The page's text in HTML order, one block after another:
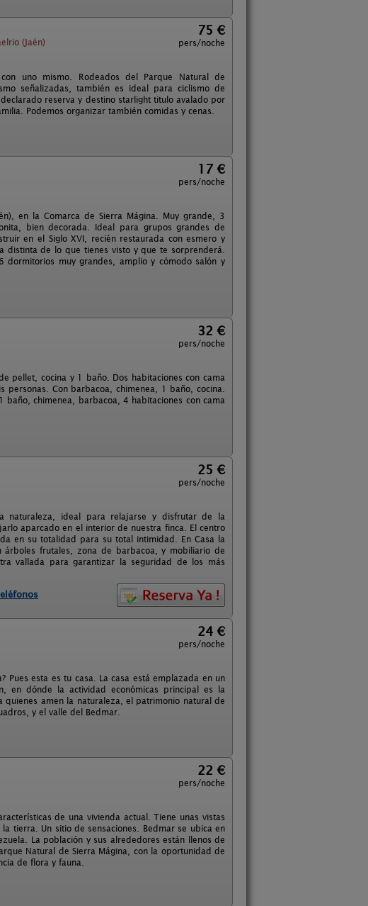
(Jaén)
75 €
pers/noche
uno mismo. Rodeados del Parque Natural de
señalizadas, también es ideal para ciclismo de
reserva y destino starlight titulo avalado por
Podemos organizar también comidas y cenas.
17 €
pers/noche
en la Comarca de Sierra Mágina. Muy grande, 3
bien decorada. Ideal para grupos grandes de
en el Siglo XVI, recién restaurada con esmero y
de lo que tienes visto y que te sorprenderá.
dormitorios muy grandes, amplio y cómodo salón y
32 €
pers/noche
pellet, cocina y 1 baño. Dos habitaciones con cama
Con barbacoa, chimenea, 1 baño, cocina.
chimenea, barbacoa, 4 habitaciones con cama
25 €
pers/noche
naturaleza, ideal para relajarse y disfrutar de la
aparcado en el interior de nuestra finca. El centro
en su totalidad para su total intimidad. En Casa la
frutales, zona de barbacoa, y mobiliario de
vallada para garantizar la seguridad de los más
24 €
pers/noche
Pues esta es tu casa. La casa está emplazada en un
en dónde la actividad económicas principal es la
amen la naturaleza, el patrimonio natural de
y el valle del Bedmar.
22 €
pers/noche
de una vivienda actual. Tiene unas vistas
tierra. Un sitio de sensaciones. Bedmar se ubica en
La población y sus alrededores están llenos de
Natural de Sierra Mágina, con la oportunidad de
de flora y fauna.